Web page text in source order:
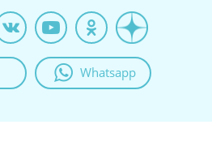
Whatsapp